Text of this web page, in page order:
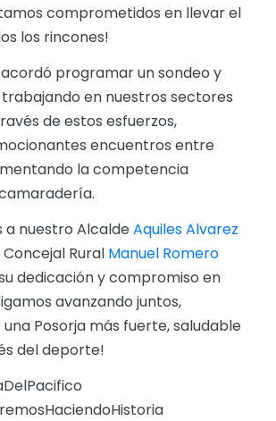
comprometidos en llevar el
los rincones!
acordó programar un sondeo y
en nuestros sectores
de estos esfuerzos,
encuentros entre
la competencia
a nuestro AlcaldeAquiles Alvarez
Concejal Rural Manuel Romero
dedicación y compromiso en
avanzando juntos,
Posorja más fuerte, saludable
del deporte!